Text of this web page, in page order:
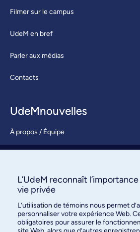
Filmer sur le campus
UdeM en bref
Parler aux médias
Contacts
UdeMnouvelles
À propos / Équipe
S’abonner
L’UdeM reconnaît
vie privée
L’utilisation de témoins nous permet
personnaliser votre expérience Web.
obligatoires pour assurer le